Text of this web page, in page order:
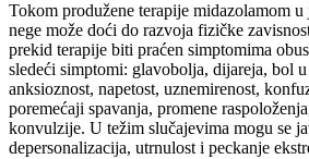
Tokom produžene terapije midazolamom
nege može doći do razvoja fizičke
prekid terapije biti praćen simptomima
sledeći simptomi: glavobolja, dijareja, bol
anksioznost, napetost, uznemirenost,
poremećaji spavanja, promene
konvulzije. U težim slučajevima mogu se
depersonalizacija, utrnulost i peckanje